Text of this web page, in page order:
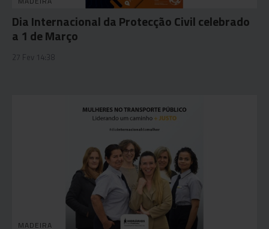
Dia Internacional da Protecção Civil celebrado
a 1 de Março
27 Fev 14:38
MADEIRA